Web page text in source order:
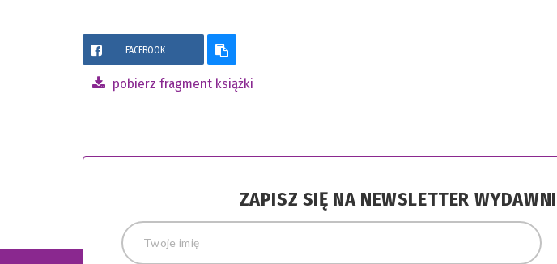
FACEBOOK
pobierz fragment książki
ZAPISZ SIĘ NA NEWSLETTER